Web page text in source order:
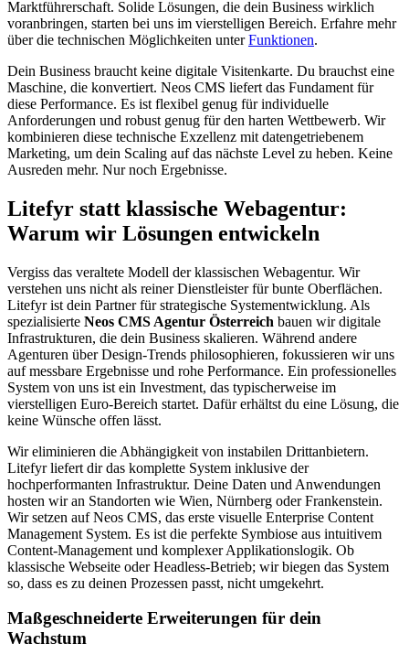
Marktführerschaft. Solide Lösungen, die dein Business wirklich
voranbringen, starten bei uns im vierstelligen Bereich. Erfahre mehr
über die technischen Möglichkeiten unterFunktionen.
Dein Business braucht keine digitale Visitenkarte. Du brauchst eine
Maschine, die konvertiert. Neos CMS liefert das Fundament für
diese Performance. Es ist flexibel genug für individuelle
Anforderungen und robust genug für den harten Wettbewerb. Wir
kombinieren diese technische Exzellenz mit datengetriebenem
Marketing, um dein Scaling auf das nächste Level zu heben. Keine
Ausreden mehr. Nur noch Ergebnisse.
Litefyr statt klassische Webagentur:
Warum wir Lösungen entwickeln
Vergiss das veraltete Modell der klassischen Webagentur. Wir
verstehen uns nicht als reiner Dienstleister für bunte Oberflächen.
Litefyr ist dein Partner für strategische Systementwicklung. Als
spezialisierte Neos CMS Agentur Österreich bauen wir digitale
Infrastrukturen, die dein Business skalieren. Während andere
Agenturen über Design-Trends philosophieren, fokussieren wir uns
auf messbare Ergebnisse und rohe Performance. Ein professionelles
System von uns ist ein Investment, das typischerweise im
vierstelligen Euro-Bereich startet. Dafür erhältst du eine Lösung, die
keine Wünsche offen lässt.
Wir eliminieren die Abhängigkeit von instabilen Drittanbietern.
Litefyr liefert dir das komplette System inklusive der
hochperformanten Infrastruktur. Deine Daten und Anwendungen
hosten wir an Standorten wie Wien, Nürnberg oder Frankenstein.
Wir setzen auf Neos CMS, das erste visuelle Enterprise Content
Management System. Es ist die perfekte Symbiose aus intuitivem
Content-Management und komplexer Applikationslogik. Ob
klassische Webseite oder Headless-Betrieb; wir biegen das System
so, dass es zu deinen Prozessen passt, nicht umgekehrt.
Maßgeschneiderte Erweiterungen für dein
Wachstum